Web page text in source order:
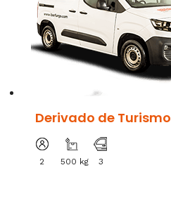
Derivado de Turismo
2 500 kg 3